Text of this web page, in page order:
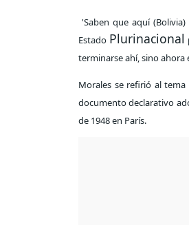
'Saben que aquí
Estado Plurinacional
terminarse ahí, sino ahora
Morales se refirió al
documento declarativo
de 1948 en París.